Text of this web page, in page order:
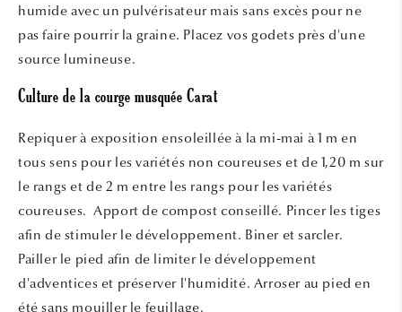
humide avec un pulvérisateur mais sans excès pour ne
pas faire pourrir la graine. Placez vos godets près d'une
source lumineuse.
Culture de la courge musquée Carat
Repiquer à exposition ensoleillée à la mi-mai à 1 m en
tous sens pour les variétés non coureuses et de 1,20 m sur
le rangs et de 2 m entre les rangs pour les variétés
coureuses. Apport de compost conseillé. Pincer les tiges
afin de stimuler le développement. Biner et sarcler.
Pailler le pied afin de limiter le développement
d'adventices et préserver l'humidité. Arroser au pied en
été sans mouiller le feuillage.